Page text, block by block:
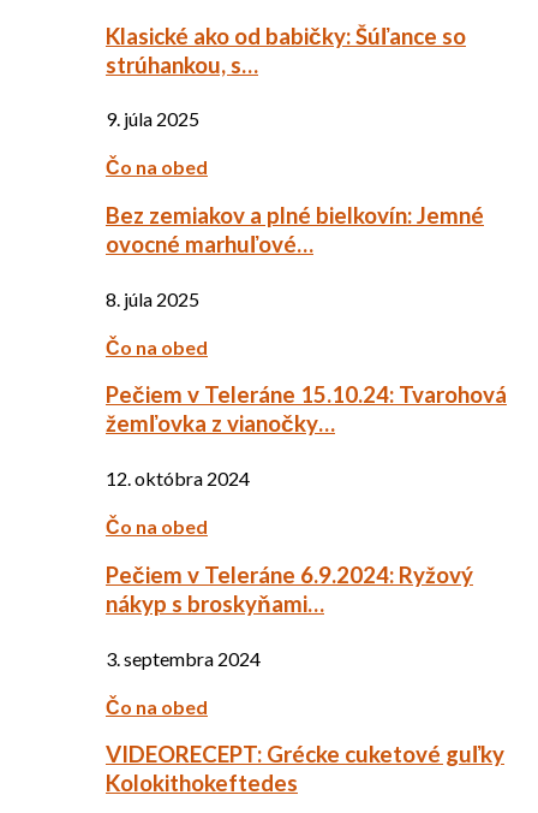
Klasické ako od babičky: Šúľance so
strúhankou, s…
9. júla 2025
Čo na obed
Bez zemiakov a plné bielkovín: Jemné
ovocné marhuľové…
8. júla 2025
Čo na obed
Pečiem v Teleráne 15.10.24: Tvarohová
žemľovka z vianočky…
12. októbra 2024
Čo na obed
Pečiem v Teleráne 6.9.2024: Ryžový
nákyp s broskyňami…
3. septembra 2024
Čo na obed
VIDEORECEPT: Grécke cuketové guľky
Kolokithokeftedes